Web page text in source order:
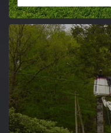
Paysagiste 18
Artisan paysagiste 18
Cher tel: 02.52.56.49.40